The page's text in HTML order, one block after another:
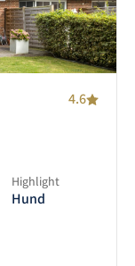
4.6
Highlight
Hund